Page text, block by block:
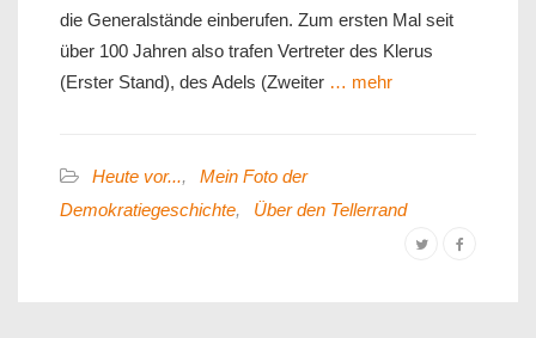
die Generalstände einberufen. Zum ersten Mal seit
über 100 Jahren also trafen Vertreter des Klerus
(Erster Stand), des Adels (Zweiter … mehr
Heute vor...,
Mein Foto der
Demokratiegeschichte, Über den Tellerrand